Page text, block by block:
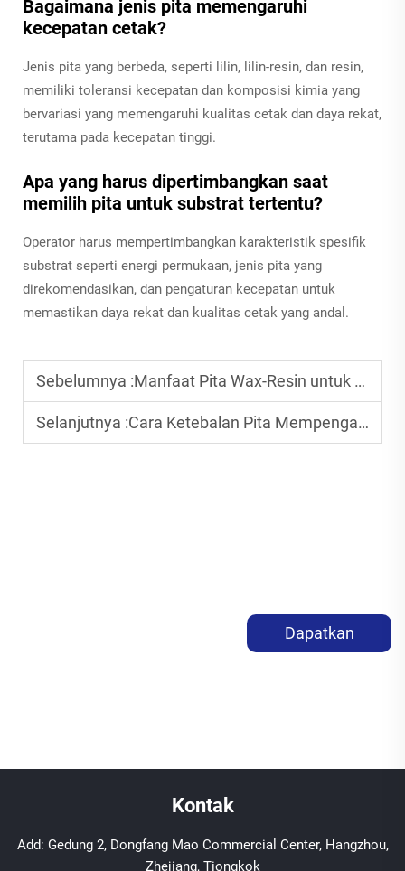
Bagaimana jenis pita memengaruhi
kecepatan cetak?
Jenis pita yang berbeda, seperti lilin, lilin-resin, dan resin,
memiliki toleransi kecepatan dan komposisi kimia yang
bervariasi yang memengaruhi kualitas cetak dan daya rekat,
terutama pada kecepatan tinggi.
Apa yang harus dipertimbangkan saat
memilih pita untuk substrat tertentu?
Operator harus mempertimbangkan karakteristik spesifik
substrat seperti energi permukaan, jenis pita yang
direkomendasikan, dan pengaturan kecepatan untuk
memastikan daya rekat dan kualitas cetak yang andal.
Sebelumnya :Manfaat Pita Wax-Resin untuk Label Logistik
Selanjutnya :Cara Ketebalan Pita Mempengaruhi Efisiensi Pencetakan
Dapatkan
Kontak
Add: Gedung 2, Dongfang Mao Commercial Center, Hangzhou,
Zhejiang, Tiongkok